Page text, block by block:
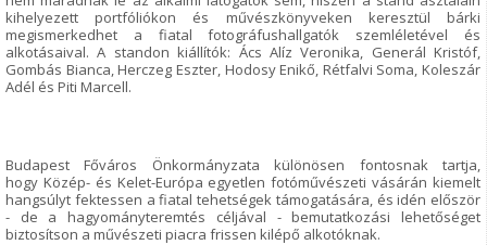
kihelyezett portfóliókon és művészkönyveken keresztül bárki
megismerkedhet a fiatal fotográfushallgatók szemléletével és
alkotásaival. A standon kiállítók: Ács Alíz Veronika, Generál Kristóf,
Gombás Bianca, Herczeg Eszter, Hodosy Enikő, Rétfalvi Soma, Koleszár
Adél és Piti Marcell.
Budapest Főváros Önkormányzata különösen fontosnak tartja,
hogy Közép- és Kelet-Európa egyetlen fotóművészeti vásárán kiemelt
hangsúlyt fektessen a fiatal tehetségek támogatására, és idén először
- de a hagyományteremtés céljával - bemutatkozási lehetőséget
biztosítson a művészeti piacra frissen kilépő alkotóknak.